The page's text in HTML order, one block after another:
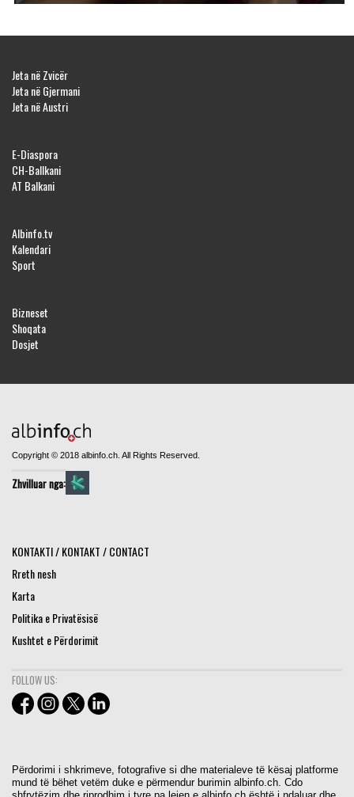
Jeta në Zvicër
Jeta në Gjermani
Jeta në Austri
E-Diaspora
CH-Ballkani
AT Balkani
Albinfo.tv
Kalendari
Sport
Bizneset
Shoqata
Dosjet
Copyright © 2018 albinfo.ch. All Rights Reserved.
Zhvilluar nga:
KONTAKTI / KONTAKT / CONTACT
Rreth nesh
Karta
Politika e Privatësisë
Kushtet e Përdorimit
FOLLOW US:
Përdorimi i shkrimeve, fotografive si dhe materialeve të kësaj platforme
mund të bëhet vetëm duke e përmendur burimin albinfo.ch. Cdo